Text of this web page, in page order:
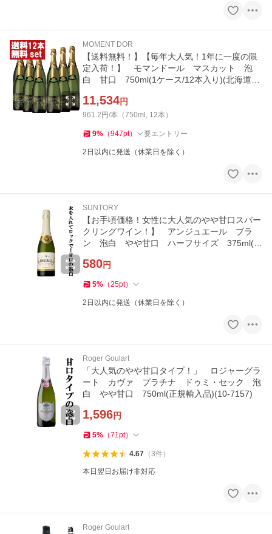
MOMENT DOR
【送料無料！】【毎年大人気！1年に一度の限
定入荷！】 モマンドール マスカット 泡
白 甘口 750ml(1ケース/12本入り)(北海道・
11,534円
961.2円/本（750ml, 12本）
9% （947pt） 要エントリー
2日以内に発送（休業日を除く）
SUNTORY
【お手頃価格！女性に大人気のやや甘口スパー
クリングワイン！】 アンジュエール ブラ
ン 泡白 やや甘口 ハーフサイズ 375ml(ハ
580円
5% （25pt）
2日以内に発送（休業日を除く）
Roger Goulart
「大人気のやや甘口タイプ！」 ロジャーグラ
ート カヴァ プラチナ ドゥミ・セック 泡
白 やや甘口 750ml(正規輸入品)(10-7157)
1,596円
5% （71pt）
4.67（3件）
本日翌日お届け非対応
Roger Goulart